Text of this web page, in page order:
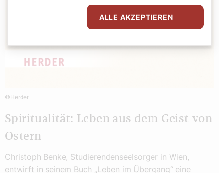
©Herder
Spiritualität: Leben aus dem Geist von
Ostern
Christoph Benke, Studierendenseelsorger in Wien,
entwirft in seinem Buch „Leben im Übergang“ eine
ALLE AKZEPTIEREN